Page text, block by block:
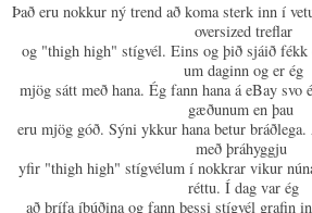
Það eru nokkur ný trend að koma sterk inn í
oversized treflar
og "thigh high" stígvél. Eins og þið sjáið fékk
um daginn og er ég
mjög sátt með hana. Ég fann hana á eBay
gæðunum en þau
eru mjög góð. Sýni ykkur hana betur bráðlega.
með þráhyggju
yfir "thigh high" stígvélum í nokkrar vikur
réttu. Í dag var ég
að þrífa íbúðina og fann þessi stígvél grafin